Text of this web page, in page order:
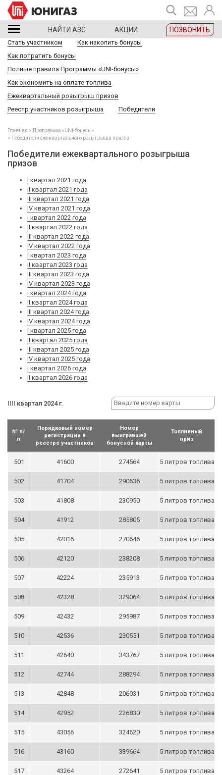
НАЙТИ АЗС АКЦИИ ПОЗВОНИТЬ
Стать участником
Как накопить бонусы
Как потратить бонусы
Полные правила Программы «UNI-бонусы»
Как экономить на оплате топлива
Ежеквартальный розыгрыш призов
Реестр участников розыгрыша
Победители
Главная
Программа «UNI-бонусы»
Победители ежеквартального розыгрыша призов
Победители ежеквартального розыгрыша
призов
I квартал 2021 года
II квартал 2021 года
III квартал 2021 года
IV квартал 2021 года
I квартал 2022 года
II квартал 2022 года
III квартал 2022 года
IV квартал 2022 года
I квартал 2023 года
II квартал 2023 года
III квартал 2023 года
IV квартал 2023 года
I квартал 2024 года
II квартал 2024 года
III квартал 2024 года
IV квартал 2024 года
I квартал 2025 года
II квартал 2025 года
III квартал 2025 года
IV квартал 2025 года
I квартал 2026 года
II квартал 2026 года
IIII квартал 2024 г.
№ п/
п
Порядковый номер
регистрации в
реестре участников
Номер
выигравшей
бонусной карты
Топливный
приз
501 41600 274564 5 литров топлива
502 41704 290636 5 литров топлива
503 41808 230950 5 литров топлива
504 41912 285805 5 литров топлива
505 42016 270646 5 литров топлива
506 42120 238208 5 литров топлива
507 42224 235913 5 литров топлива
508 42328 329064 5 литров топлива
509 42432 295987 5 литров топлива
510 42536 230551 5 литров топлива
511 42640 343767 5 литров топлива
512 42744 288294 5 литров топлива
513 42848 206031 5 литров топлива
514 42952 226830 5 литров топлива
515 43056 324620 5 литров топлива
516 43160 339664 5 литров топлива
517 43264 272641 5 литров топлива